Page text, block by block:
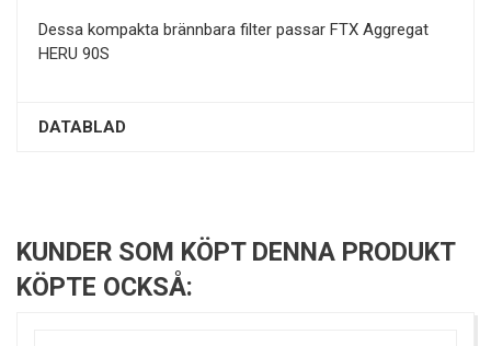
Dessa kompakta brännbara filter passar FTX Aggregat
HERU 90S
DATABLAD
KUNDER SOM KÖPT DENNA PRODUKT
KÖPTE OCKSÅ: